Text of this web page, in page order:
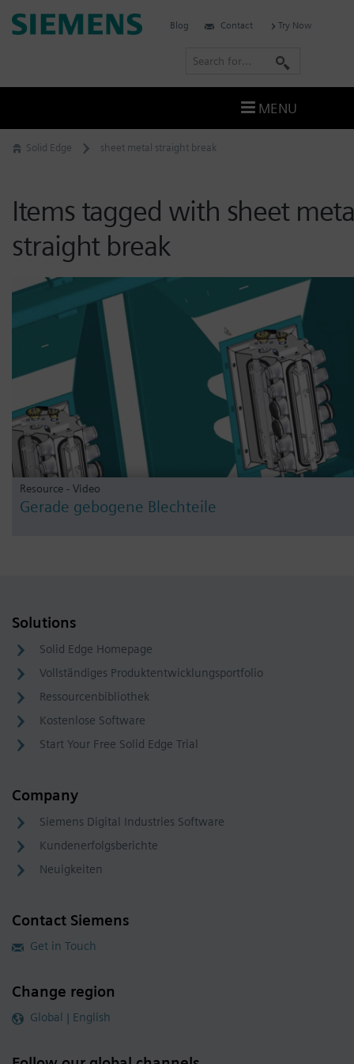
Skip
to
Solid Edge sheet metal straight break
Items tagged with sheet
straight break
Resource - Video
Gerade gebogene Blechteile
Solutions
Solid Edge Homepage
Vollständiges Produktentwicklungsportfolio
Ressourcenbibliothek
Kostenlose Software
Start Your Free Solid Edge Trial
Company
Siemens Digital Industries Software
Kundenerfolgsberichte
Neuigkeiten
Contact Siemens
Get in Touch
Change region
Global | English
Siemens
Blog Contact Try Now
r
c
MENU